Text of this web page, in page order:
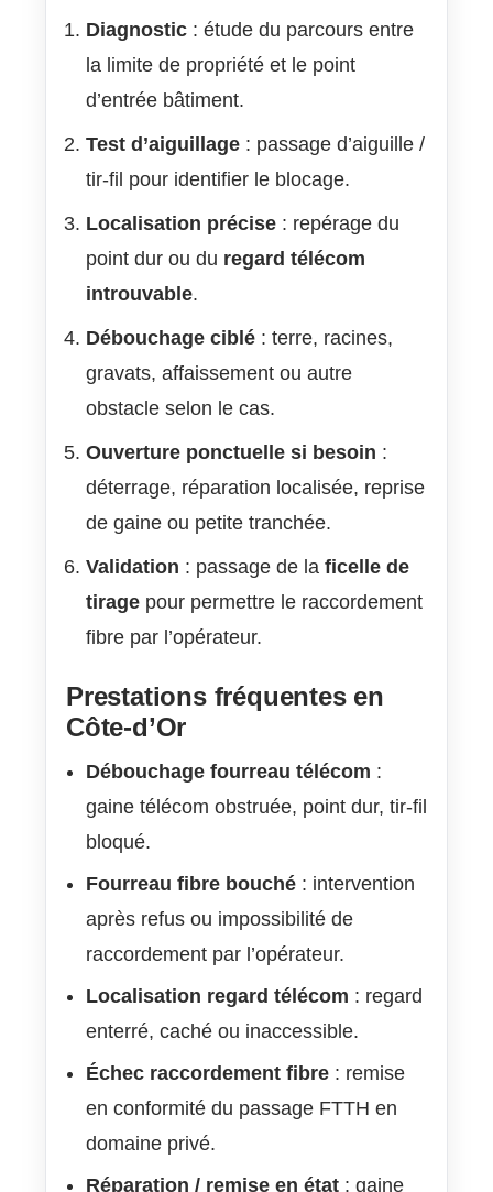
Diagnostic : étude du parcours entre
la limite de propriété et le point
d’entrée bâtiment.
Test d’aiguillage : passage d’aiguille /
tir-fil pour identifier le blocage.
Localisation précise : repérage du
point dur ou du regard télécom
introuvable.
Débouchage ciblé : terre, racines,
gravats, affaissement ou autre
obstacle selon le cas.
Ouverture ponctuelle si besoin :
déterrage, réparation localisée, reprise
de gaine ou petite tranchée.
Validation : passage de la ficelle de
tirage pour permettre le raccordement
fibre par l’opérateur.
Prestations fréquentes en
Côte-d’Or
Débouchage fourreau télécom :
gaine télécom obstruée, point dur, tir-fil
bloqué.
Fourreau fibre bouché : intervention
après refus ou impossibilité de
raccordement par l’opérateur.
Localisation regard télécom : regard
enterré, caché ou inaccessible.
Échec raccordement fibre : remise
en conformité du passage FTTH en
domaine privé.
Réparation / remise en état : gaine